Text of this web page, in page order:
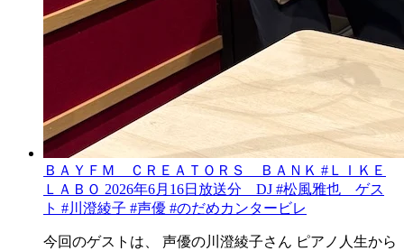
ＢＡＹＦＭ ＣＲＥＡＴＯＲＳ ＢＡＮＫ #ＬＩＫＥ
ＬＡＢＯ 2026年6月16日放送分 DJ #松風雅也 ゲス
ト #川澄綾子 #声優 #のだめカンタービレ
今回のゲストは、 声優の川澄綾子さん ピアノ人生から